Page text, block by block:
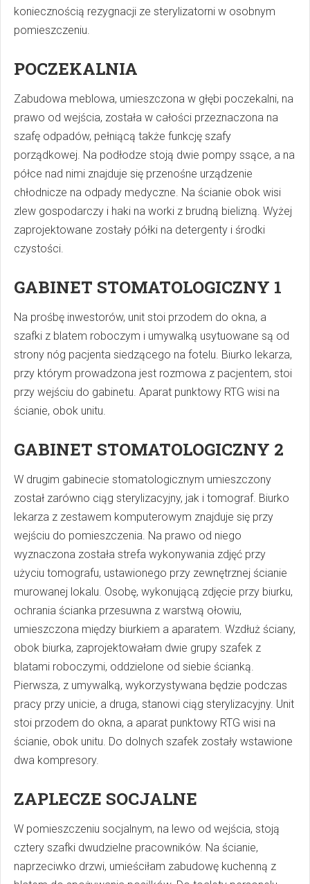
koniecznością rezygnacji ze sterylizatorni w osobnym
pomieszczeniu.
POCZEKALNIA
Zabudowa meblowa, umieszczona w głębi poczekalni, na
prawo od wejścia, została w całości przeznaczona na
szafę odpadów, pełniącą także funkcję szafy
porządkowej. Na podłodze stoją dwie pompy ssące, a na
półce nad nimi znajduje się przenośne urządzenie
chłodnicze na odpady medyczne. Na ścianie obok wisi
zlew gospodarczy i haki na worki z brudną bielizną. Wyżej
zaprojektowane zostały półki na detergenty i środki
czystości.
GABINET STOMATOLOGICZNY 1
Na prośbę inwestorów, unit stoi przodem do okna, a
szafki z blatem roboczym i umywalką usytuowane są od
strony nóg pacjenta siedzącego na fotelu. Biurko lekarza,
przy którym prowadzona jest rozmowa z pacjentem, stoi
przy wejściu do gabinetu. Aparat punktowy RTG wisi na
ścianie, obok unitu.
GABINET STOMATOLOGICZNY 2
W drugim gabinecie stomatologicznym umieszczony
został zarówno ciąg sterylizacyjny, jak i tomograf. Biurko
lekarza z zestawem komputerowym znajduje się przy
wejściu do pomieszczenia. Na prawo od niego
wyznaczona została strefa wykonywania zdjęć przy
użyciu tomografu, ustawionego przy zewnętrznej ścianie
murowanej lokalu. Osobę, wykonującą zdjęcie przy biurku,
ochrania ścianka przesuwna z warstwą ołowiu,
umieszczona między biurkiem a aparatem. Wzdłuż ściany,
obok biurka, zaprojektowałam dwie grupy szafek z
blatami roboczymi, oddzielone od siebie ścianką.
Pierwsza, z umywalką, wykorzystywana będzie podczas
pracy przy unicie, a druga, stanowi ciąg sterylizacyjny. Unit
stoi przodem do okna, a aparat punktowy RTG wisi na
ścianie, obok unitu. Do dolnych szafek zostały wstawione
dwa kompresory.
ZAPLECZE SOCJALNE
W pomieszczeniu socjalnym, na lewo od wejścia, stoją
cztery szafki dwudzielne pracowników. Na ścianie,
naprzeciwko drzwi, umieściłam zabudowę kuchenną z